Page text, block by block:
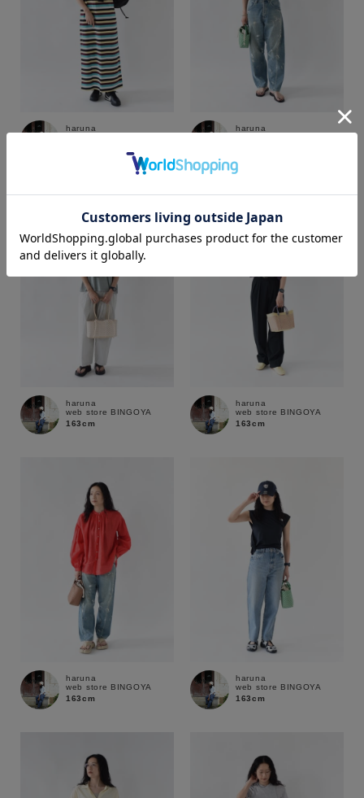
商品タイプ
セール価格 WEB限定
在庫あり 在庫なし含む
haruna
haruna
haruna
web store BINGOYA
163cm
haruna
web store BINGOYA
163cm
haruna
web store BINGOYA
163cm
haruna
web store BINGOYA
163cm